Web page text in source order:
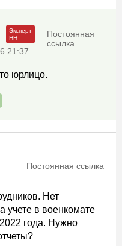
21:37
Постоянная
ссылка
юрлицо.
Постоянная ссылка
Нет
учете в военкомате
года. Нужно